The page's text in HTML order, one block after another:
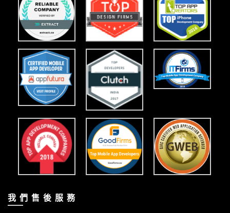
我 們 售 後 服 務